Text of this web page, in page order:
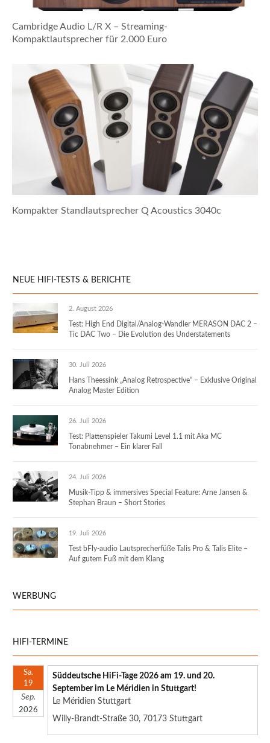
Cambridge Audio L/R X – Streaming-
Kompaktlautsprecher für 2.000 Euro
Kompakter Standlautsprecher Q Acoustics 3040c
NEUE HIFI-TESTS & BERICHTE
2. August 2026
Test: High End Digital/Analog-Wandler MERASON DAC 2 –
Tic DAC Two – Die Evolution des Understatements
30. Juli 2026
Hans Theessink „Analog Retrospective“ – Exklusive Original
Analog Master Edition
26. Juli 2026
Test: Plattenspieler Takumi Level 1.1 mit Aka MC
Tonabnehmer – Ein klarer Fall
24. Juli 2026
Musik-Tipp & immersives Special Feature: Arne Jansen &
Stephan Braun – Short Stories
19. Juli 2026
Test bFly-audio Lautsprecherfüße Talis Pro & Talis Elite –
Auf gutem Fuß mit dem Klang
WERBUNG
HIFI-TERMINE
Sa.
19
Sep.
2026
Süddeutsche HiFi-Tage 2026 am 19. und 20.
September im Le Méridien in Stuttgart!
Le Méridien Stuttgart
Willy-Brandt-Straße 30, 70173 Stuttgart